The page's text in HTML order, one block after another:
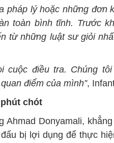
pháp lý hoặc những đơn
toàn bình tĩnh. Trước
từ những luật sư giỏi
cuộc điều tra. Chúng
điểm của mình”,
chót
Ahmad Donyamali,
bị lợi dụng để thực